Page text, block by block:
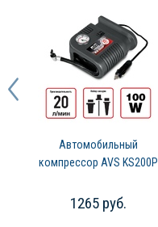
Автомобильный
компрессор AVS KS200P
1265 руб.